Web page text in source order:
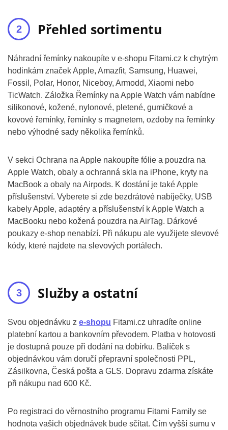
Přehled sortimentu
Náhradní řemínky nakoupíte v e-shopu Fitami.cz k chytrým
hodinkám značek Apple, Amazfit, Samsung, Huawei,
Fossil, Polar, Honor, Niceboy, Armodd, Xiaomi nebo
TicWatch. Záložka Řemínky na Apple Watch vám nabídne
silikonové, kožené, nylonové, pletené, gumičkové a
kovové řemínky, řemínky s magnetem, ozdoby na řemínky
nebo výhodné sady několika řemínků.
V sekci Ochrana na Apple nakoupíte fólie a pouzdra na
Apple Watch, obaly a ochranná skla na iPhone, kryty na
MacBook a obaly na Airpods. K dostání je také Apple
příslušenství. Vyberete si zde bezdrátové nabíječky, USB
kabely Apple, adaptéry a příslušenství k Apple Watch a
MacBooku nebo kožená pouzdra na AirTag. Dárkové
poukazy e-shop nenabízí. Při nákupu ale využijete slevové
kódy, které najdete na slevových portálech.
Služby a ostatní
Svou objednávku z e-shopu Fitami.cz uhradíte online
platební kartou a bankovním převodem. Platba v hotovosti
je dostupná pouze při dodání na dobírku. Balíček s
objednávkou vám doručí přepravní společnosti PPL,
Zásilkovna, Česká pošta a GLS. Dopravu zdarma získáte
při nákupu nad 600 Kč.
Po registraci do věrnostního programu Fitami Family se
hodnota vašich objednávek bude sčítat. Čím vyšší sumu v